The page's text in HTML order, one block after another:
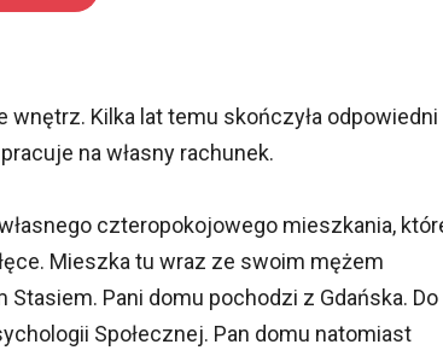
Kilka lat temu skończyła odpowiedni
na własny rachunek.
czteropokojowego mieszkania,
Mieszka tu wraz ze swoim mężem
Pani domu pochodzi z Gdańska. Do
Społecznej. Pan domu natomiast